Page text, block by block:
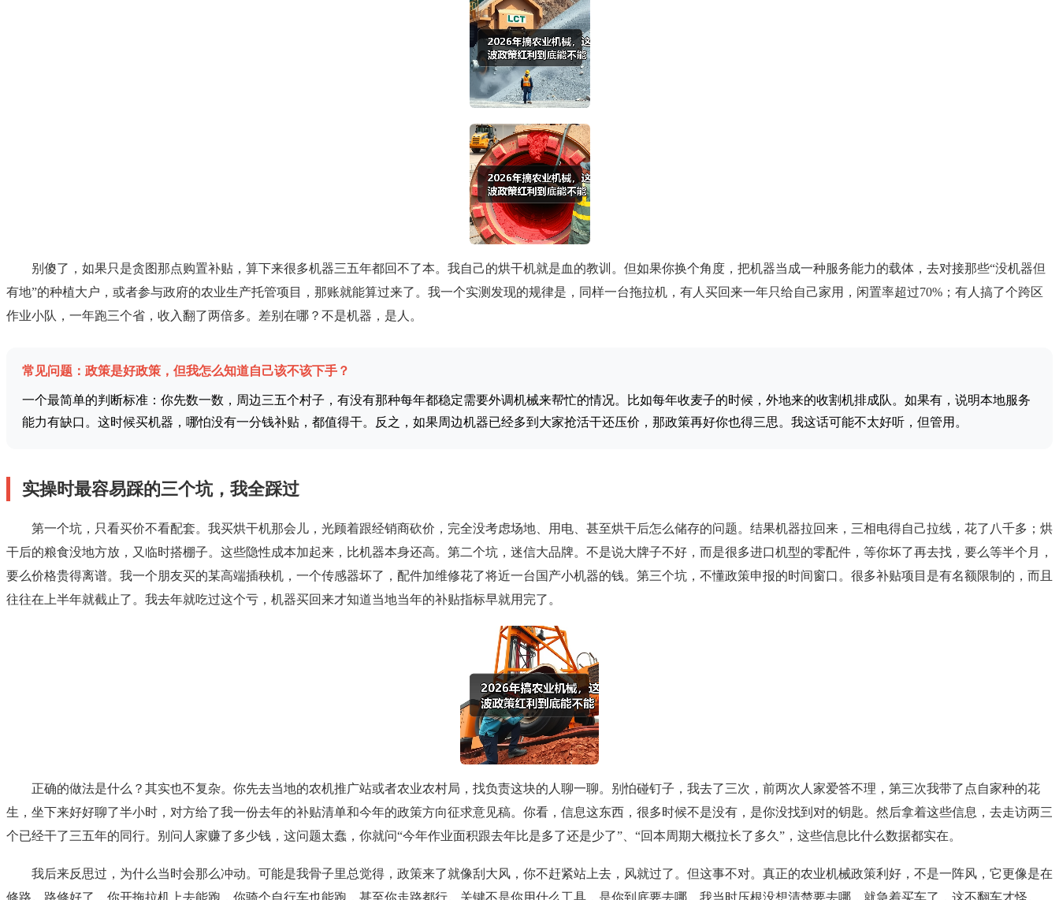
别傻了，如果只是贪图那点购置补贴，算下来很多机器三五年都回不了本。我自己的烘干机就是血的教训。但如果你换个角度，把机器当成一种服务能力的载体，去对接那些“没机器但
有地”的种植大户，或者参与政府的农业生产托管项目，那账就能算过来了。我一个实测发现的规律是，同样一台拖拉机，有人买回来一年只给自己家用，闲置率超过70%；有人搞了个跨区
作业小队，一年跑三个省，收入翻了两倍多。差别在哪？不是机器，是人。
常见问题：政策是好政策，但我怎么知道自己该不该下手？
一个最简单的判断标准：你先数一数，周边三五个村子，有没有那种每年都稳定需要外调机械来帮忙的情况。比如每年收麦子的时候，外地来的收割机排成队。如果有，说明本地服务
能力有缺口。这时候买机器，哪怕没有一分钱补贴，都值得干。反之，如果周边机器已经多到大家抢活干还压价，那政策再好你也得三思。我这话可能不太好听，但管用。
实操时最容易踩的三个坑，我全踩过
第一个坑，只看买价不看配套。我买烘干机那会儿，光顾着跟经销商砍价，完全没考虑场地、用电、甚至烘干后怎么储存的问题。结果机器拉回来，三相电得自己拉线，花了八千多；烘
干后的粮食没地方放，又临时搭棚子。这些隐性成本加起来，比机器本身还高。第二个坑，迷信大品牌。不是说大牌子不好，而是很多进口机型的零配件，等你坏了再去找，要么等半个月，
要么价格贵得离谱。我一个朋友买的某高端插秧机，一个传感器坏了，配件加维修花了将近一台国产小机器的钱。第三个坑，不懂政策申报的时间窗口。很多补贴项目是有名额限制的，而且
往往在上半年就截止了。我去年就吃过这个亏，机器买回来才知道当地当年的补贴指标早就用完了。
正确的做法是什么？其实也不复杂。你先去当地的农机推广站或者农业农村局，找负责这块的人聊一聊。别怕碰钉子，我去了三次，前两次人家爱答不理，第三次我带了点自家种的花
生，坐下来好好聊了半小时，对方给了我一份去年的补贴清单和今年的政策方向征求意见稿。你看，信息这东西，很多时候不是没有，是你没找到对的钥匙。然后拿着这些信息，去走访两三
个已经干了三五年的同行。别问人家赚了多少钱，这问题太蠢，你就问“今年作业面积跟去年比是多了还是少了”、“回本周期大概拉长了多久”，这些信息比什么数据都实在。
我后来反思过，为什么当时会那么冲动。可能是我骨子里总觉得，政策来了就像刮大风，你不赶紧站上去，风就过了。但这事不对。真正的农业机械政策利好，不是一阵风，它更像是在
修路。路修好了，你开拖拉机上去能跑，你骑个自行车也能跑，甚至你走路都行。关键不是你用什么工具，是你到底要去哪。我当时压根没想清楚要去哪，就急着买车了，这不翻车才怪。